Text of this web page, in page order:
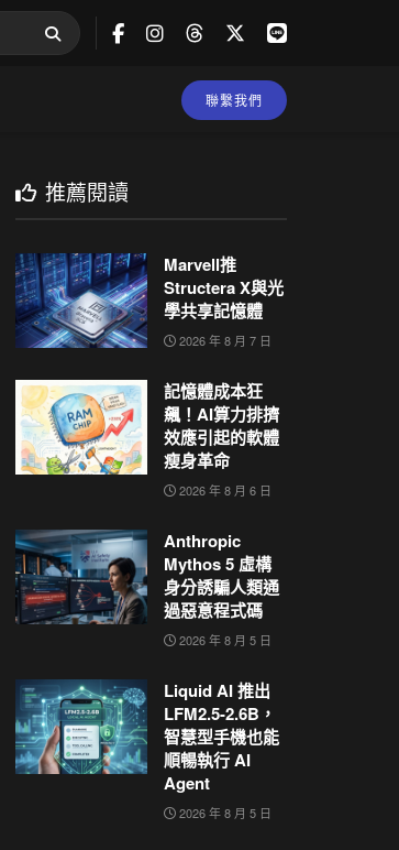
聯繫我們
推薦閱讀
Marvell推
Structera X與光
學共享記憶體
2026 年 8 月 7 日
記憶體成本狂
飆！AI算力排擠
效應引起的軟體
瘦身革命
2026 年 8 月 6 日
Anthropic
Mythos 5 虛構
身分誘騙人類通
過惡意程式碼
2026 年 8 月 5 日
Liquid AI 推出
LFM2.5-2.6B，
智慧型手機也能
順暢執行 AI
Agent
2026 年 8 月 5 日